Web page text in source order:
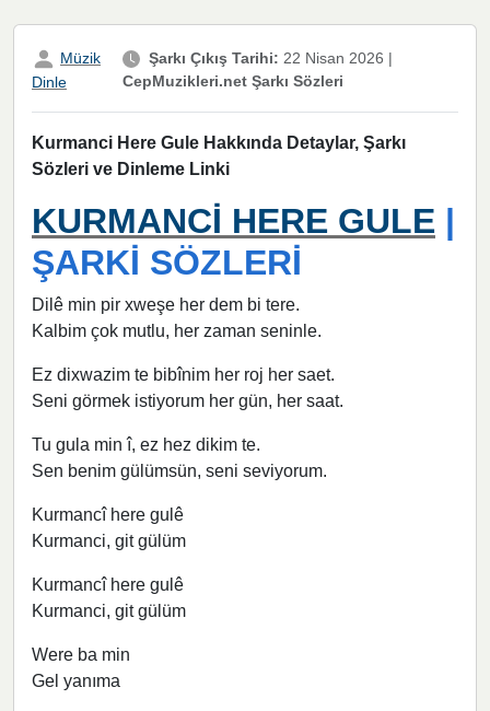
Müzik
Dinle
Şarkı Çıkış Tarihi: 22 Nisan 2026 |
CepMuzikleri.net Şarkı Sözleri
Kurmanci Here Gule Hakkında Detaylar, Şarkı
Sözleri ve Dinleme Linki
KURMANCİ HERE GULE |
ŞARKİ SÖZLERİ
Dilê min pir xweşe her dem bi tere.
Kalbim çok mutlu, her zaman seninle.
Ez dixwazim te bibînim her roj her saet.
Seni görmek istiyorum her gün, her saat.
Tu gula min î, ez hez dikim te.
Sen benim gülümsün, seni seviyorum.
Kurmancî here gulê
Kurmanci, git gülüm
Kurmancî here gulê
Kurmanci, git gülüm
Were ba min
Gel yanıma